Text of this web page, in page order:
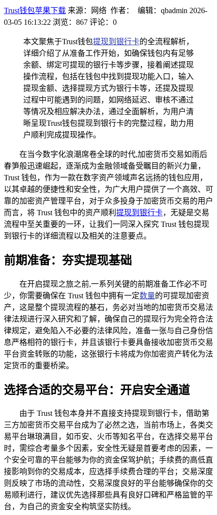
Trust钱包苹果下载 来源：网络 作者： 编辑：qbadmin 2026-
03-05 16:13:22 浏览：867 评论：0
本文聚焦于Trust钱包提现到银行卡的全流程解析，
详细介绍了从准备工作开始，如确保钱包内有足够
余额、绑定可提现的银行卡等步骤，接着阐述提现
操作流程，包括在钱包中找到提现功能入口，输入
提现金额、选择提现方式为银行卡等，还提及提现
过程中可能遇到的问题，如网络延迟、审核不通过
等情况及相应解决办法，通过全面解析，为用户清
晰呈现Trust钱包提现到银行卡的完整过程，助力用
户顺利完成提现操作。
在当今数字化浪潮席卷全球的时代,加密货币交易如雨后
春笋般迅速崛起，逐渐成为金融领域备受瞩目的新兴力量，
Trust 钱包，作为一款在数字资产领域声名远扬的钱包应用，
以其卓越的便捷性和安全性，为广大用户提供了一个高效、可
靠的加密资产管理平台，对于众多投身于加密货币交易的用户
而言，将 Trust 钱包中的资产顺利 提现到银行卡，无疑是交易
流程中至关重要的一环，让我们一同深入探究 Trust 钱包提现
到银行卡的详细流程以及相关的注意要点。
前期准备：夯实提现基础
在开启提现之旅之前,一系列关键的前期准备工作必不可
少，你需要确保在 Trust 钱包中拥有一定数量的可提现加密资
产，这是整个提现流程的基石，务必对当地的加密货币交易法
律法规进行深入研究和了解，确保自己的提现行为完全符合法
律规定，避免陷入不必要的法律风险，准备一张与自己身份信
息严格相符的银行卡，并且该银行卡要具备接收加密货币交易
平台资金转账的功能，这张银行卡将成为你加密资产转化为法
定货币的重要桥梁。
选择合适的交易平台：开启安全通道
由于 Trust 钱包本身并不直接支持提现到银行卡，借助第
三方加密货币交易平台成为了必然之选，当前市场上，各类交
易平台琳琅满目，如币安、火币等知名平台，在选择交易平台
时，需综合考量多个因素，安全性无疑是首要考虑的因素，一
个安全可靠的平台能够为你的资金保驾护航；手续费的高低直
接影响到你的交易成本，应选择手续费合理的平台；交易深度
则反映了市场的流动性，交易深度良好的平台能够确保你的交
易顺利进行，建议优先选择那些具有良好口碑和严格监管的平
台，为自己的资金安全构筑坚实防线。